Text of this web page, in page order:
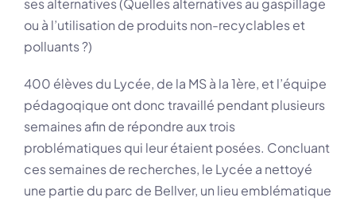
ses alternatives (Quelles alternatives au gaspillage
ou à l’utilisation de produits non-recyclables et
polluants ?)
400 élèves du Lycée, de la MS à la 1ère, et l’équipe
pédagoqique ont donc travaillé pendant plusieurs
semaines afin de répondre aux trois
problématiques qui leur étaient posées. Concluant
ces semaines de recherches, le Lycée a nettoyé
une partie du parc de Bellver, un lieu emblématique